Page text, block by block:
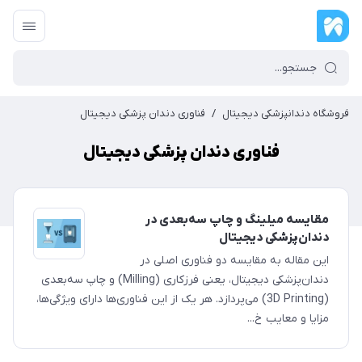
فروشگاه دندانپزشکی دیجیتال / فناوری دندان پزشکی دیجیتال
فناوری دندان پزشکی دیجیتال
مقایسه میلینگ و چاپ سه‌بعدی در
دندان‌پزشکی دیجیتال
این مقاله به مقایسه دو فناوری اصلی در
دندان‌پزشکی دیجیتال، یعنی فرزکاری (Milling) و چاپ سه‌بعدی
(3D Printing) می‌پردازد. هر یک از این فناوری‌ها دارای ویژگی‌ها،
مزایا و معایب خ...